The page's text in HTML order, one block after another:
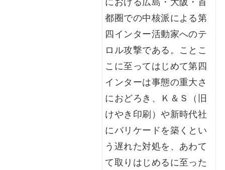
都圈での中核派による第
四インター活動家へのテ
ロル攻撃である。ことこ
こに至ってはじめて第四
インターは事態の重大さ
におどろき、Ｋ＆Ｓ（旧
けやき印刷）や新時代社
にバリケードを築くとい
う遅れた対処を、あわて
て取りはじめるに至った